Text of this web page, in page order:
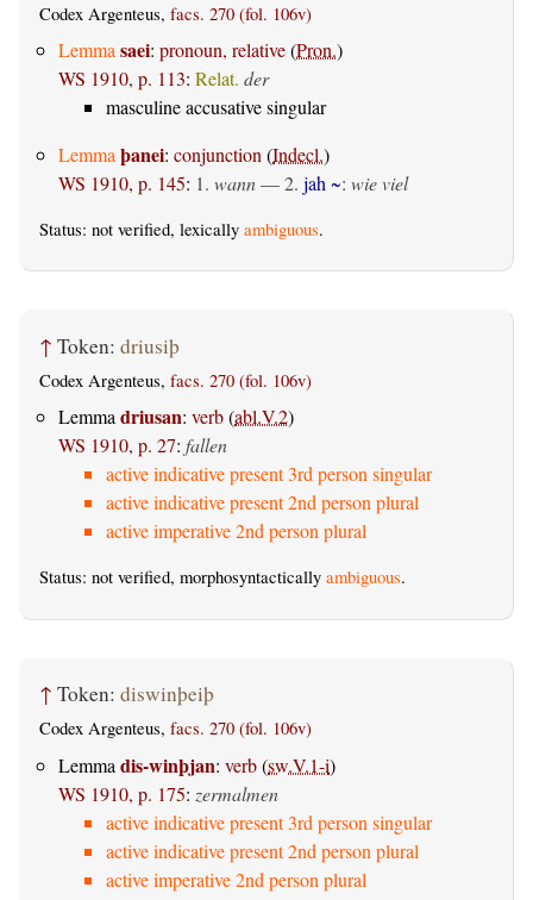
Codex Argenteus, facs. 270 (fol. 106v)
Lemma saei: pronoun, relative(Pron.)
WS 1910, p. 113: Relat. der
masculine accusative singular
Lemma þanei: conjunction (Indecl.)
WS 1910, p. 145: 1. wann— 2. jah ~: wie viel
Status: not verified, lexically ambiguous.
↑ Token: driusiþ
Codex Argenteus, facs. 270 (fol. 106v)
Lemmadriusan: verb(abl.V.2)
WS 1910, p. 27: fallen
active indicative present 3rd person singular
active indicative present 2nd person plural
active imperative 2nd person plural
Status: not verified, morphosyntactically ambiguous.
↑ Token: diswinþeiþ
Codex Argenteus, facs. 270 (fol. 106v)
Lemma dis-winþjan: verb(sw.V.1-i)
WS 1910, p. 175: zermalmen
active indicative present 3rd person singular
active indicative present 2nd person plural
active imperative 2nd person plural